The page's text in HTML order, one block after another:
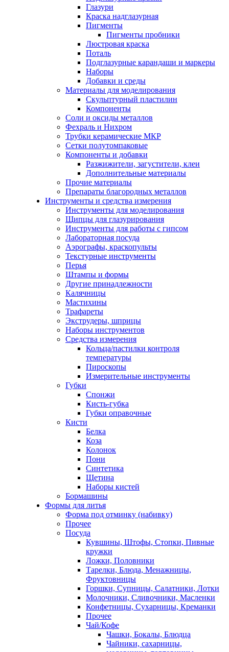
Глазури
Краска надглазурная
Пигменты
Пигменты пробники
Люстровая краска
Поталь
Подглазурные карандаши и маркеры
Наборы
Добавки и среды
Материалы для моделирования
Скульптурный пластилин
Компоненты
Соли и оксиды металлов
Фехраль и Нихром
Трубки керамические МКР
Сетки полутомпаковые
Компоненты и добавки
Разжижители, загустители, клеи
Дополнительные материалы
Прочие материалы
Препараты благородных металлов
Инструменты и средства измерения
Инструменты для моделирования
Щипцы для глазурирования
Инструменты для работы с гипсом
Лабораторная посуда
Аэрографы, краскопульты
Текстурные инструменты
Перья
Штампы и формы
Другие принадлежности
Калячницы
Мастихины
Трафареты
Экструдеры, шприцы
Наборы инструментов
Средства измерения
Кольца/пастилки контроля
температуры
Пироскопы
Измерительные инструменты
Губки
Спонжи
Кисть-губка
Губки оправочные
Кисти
Белка
Коза
Колонок
Пони
Синтетика
Щетина
Наборы кистей
Бормашины
Формы для литья
Форма под отминку (набивку)
Прочее
Посуда
Кувшины, Штофы, Стопки, Пивные
кружки
Ложки, Половники
Тарелки, Блюда, Менажницы,
Фруктовницы
Горшки, Супницы, Салатники, Лотки
Молочники, Сливочники, Масленки
Конфетницы, Сухарницы, Креманки
Прочее
Чай/Кофе
Чашки, Бокалы, Блюдца
Чайники, сахарницы,